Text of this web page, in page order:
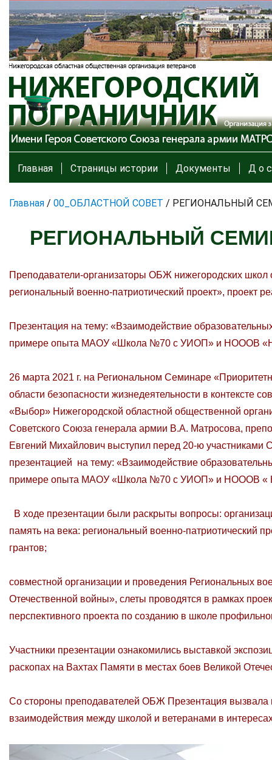
Главная Страницы истории Документы Д о с
Главная / 00_ОБЛАСТНОЙ СОВЕТ / РЕГИОНАЛЬНЫЙ
РЕГИОНАЛЬНЫЙ
Преподаватели-организаторы ОБЖ нижегородских школ
региональный военно-патриотический проект», проект
Презентация на тему: «Взаимодействие
примере опыта МАОУ «Школа №70 с УИОП» и НОООВ
26 марта 2021 г. на Региональном Семинаре
области безопасности жизнедеятельности в контексте
«Выбор» Нижегородской областной общественной
Советского Союза генерала армии В.А. Матросова,
Евгений Михайлович выступил перед 20-ю
презентацией на тему: «Взаимодействие
примере опыта МАОУ «Школа №70 с УИОП» и НОООВ «
В ходе презентации были раскрыты вопросы:
память на века: региональный военно-патриотический
грантов;
совместной организации и проведения Региональных
Отечественной войны», слеты проводятся в рамках
перспективного проекта по созданию в школе
Участники презентации ознакомились выставкой
раскопах на Вахтах Памяти в местах боев Великой
Со стороны преподавателей ОБЖ Презентация вызвала
взаимодействия между школой и ветеранами в